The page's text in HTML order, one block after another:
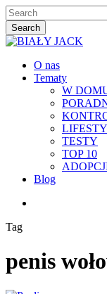
Skip
to
main
content
Search
Close
Menu
O nas
Tematy
W
TESTY
TOP 10
Blog
Tag
penis